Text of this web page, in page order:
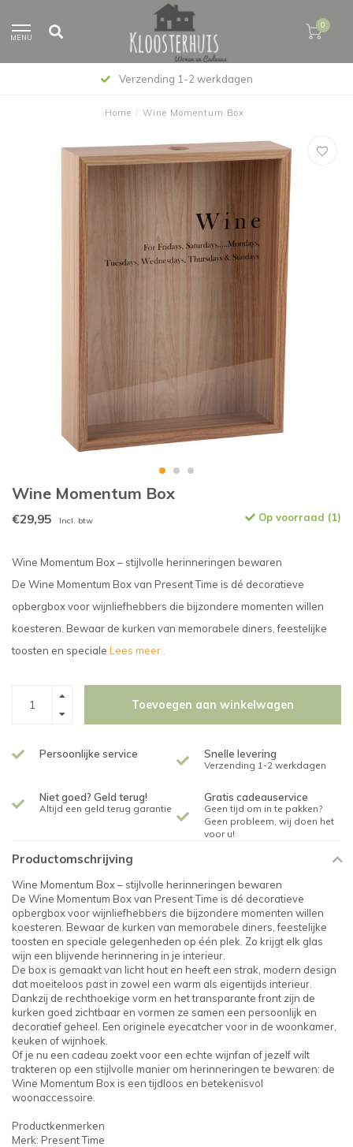
MENU
0
Verzending 1-2 werkdagen
Home / Wine Momentum Box
Wine Momentum Box
€29,95 Incl. btw Op voorraad (1)
Wine Momentum Box – stijlvolle herinneringen bewaren
De Wine Momentum Box van Present Time is dé decoratieve
opbergbox voor wijnliefhebbers die bijzondere momenten willen
koesteren. Bewaar de kurken van memorabele diners, feestelijke
toosten en speciale Lees meer..
Toevoegen aan winkelwagen
Persoonlijke service Snelle levering
Verzending 1-2 werkdagen
Niet goed? Geld terug!
Altijd een geld terug garantie
Gratis cadeauservice
Geen tijd om in te pakken?
Geen probleem, wij doen het
voor u!
Productomschrijving
Wine Momentum Box – stijlvolle herinneringen bewaren
De Wine Momentum Box van Present Time is dé decoratieve
opbergbox voor wijnliefhebbers die bijzondere momenten willen
koesteren. Bewaar de kurken van memorabele diners, feestelijke
toosten en speciale gelegenheden op één plek. Zo krijgt elk glas
wijn een blijvende herinnering in je interieur.
De box is gemaakt van licht hout en heeft een strak, modern design
dat moeiteloos past in zowel een warm als eigentijds interieur.
Dankzij de rechthoekige vorm en het transparante front zijn de
kurken goed zichtbaar en vormen ze samen een persoonlijk en
decoratief geheel. Een originele eyecatcher voor in de woonkamer,
keuken of wijnhoek.
Of je nu een cadeau zoekt voor een echte wijnfan of jezelf wilt
trakteren op een stijlvolle manier om herinneringen te bewaren: de
Wine Momentum Box is een tijdloos en betekenisvol
woonaccessoire.
Productkenmerken
Merk: Present Time